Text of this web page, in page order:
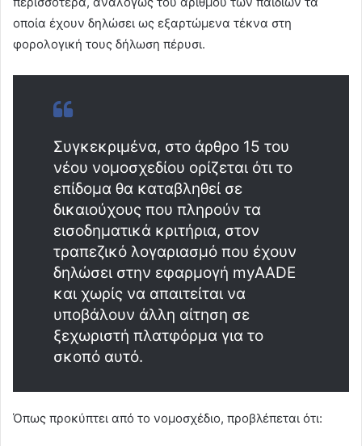
οποία έχουν δηλώσει ως εξαρτώμενα τέκνα στη
φορολογική τους δήλωση πέρυσι.
Συγκεκριμένα, στο άρθρο 15 του
νέου νομοσχεδίου ορίζεται ότι το
επίδομα θα καταβληθεί σε
δικαιούχους που πληρούν τα
εισοδηματικά κριτήρια, στον
τραπεζικό λογαριασμό που έχουν
δηλώσει στην εφαρμογή myAADE
και χωρίς να απαιτείται να
υποβάλουν άλλη αίτηση σε
ξεχωριστή πλατφόρμα για το
σκοπό αυτό.
Όπως προκύπτει από το νομοσχέδιο, προβλέπεται ότι: